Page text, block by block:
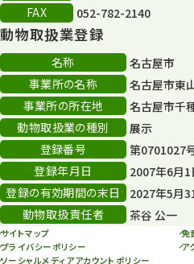
再生フォーラム
80周年
その他
その他イベント
スカイタワー
年末年始のイベント
秋まつり
FAX
052-782-2140
動物取扱業登録
名称
名古屋市
事業所の名称
名古屋市東
事業所の所在地
名古屋市千
動物取扱業の種別
展示
登録番号
第0701027
登録年月日
2007年6月1
登録の有効期間の末日
2027年5月
動物取扱責任者
茶谷 公一
サイトマップ
免
プライバシーポリシー
ア
ソーシャルメディアアカウントポリシー